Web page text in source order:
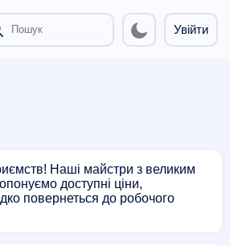
Увійти
Наші майстри з великим
доступні ціни,
повернеться до робочого